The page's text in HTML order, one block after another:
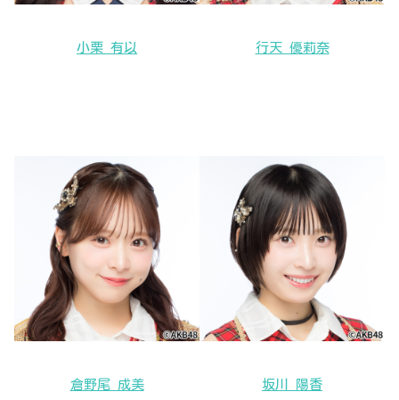
小栗 有以 行天 優莉奈
倉野尾 成美 坂川 陽香